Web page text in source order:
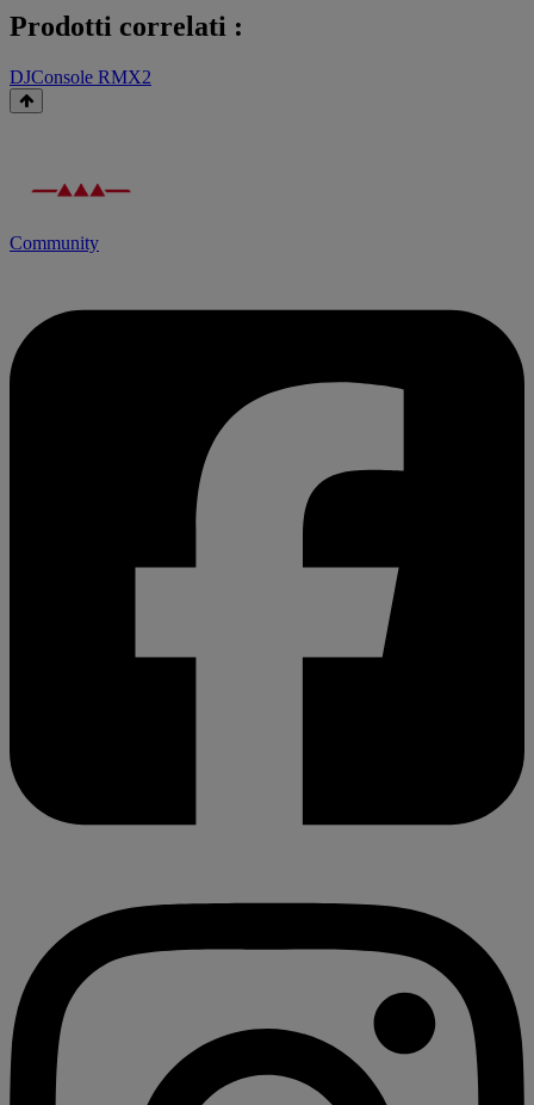
Prodotti correlati :
DJConsole RMX2
Community